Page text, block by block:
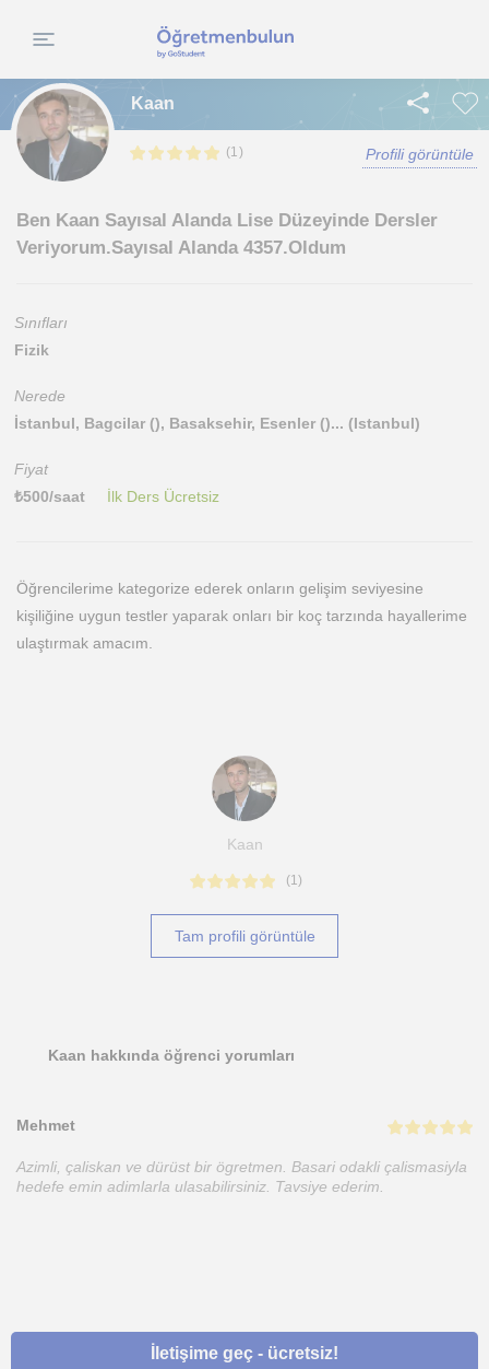
Kaan
(1) Profili görüntüle
Ben Kaan Sayısal Alanda Lise Düzeyinde Dersler
Veriyorum.Sayısal Alanda 4357.Oldum
Sınıfları
Fizik
Nerede
İstanbul, Bagcilar (), Basaksehir, Esenler ()... (Istanbul)
Fiyat
₺500/saat İlk Ders Ücretsiz
Öğrencilerime kategorize ederek onların gelişim seviyesine
kişiliğine uygun testler yaparak onları bir koç tarzında hayallerime
ulaştırmak amacım.
Kaan
(1)
Tam profili görüntüle
Kaan hakkında öğrenci yorumları
Mehmet
Azimli, çaliskan ve dürüst bir ögretmen. Basari odakli çalismasiyla
hedefe emin adimlarla ulasabilirsiniz. Tavsiye ederim.
İletişime geç - ücretsiz!